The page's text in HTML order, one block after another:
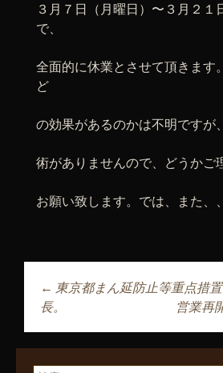
３月７日（月曜日）〜３月２１
で、
全面的に休業とさせて頂きます
ど
の効果があるのかは不明ですが
術がありませんので、どうかご
お願い致します。では、また、、
投稿ナビ
ン
← 東京都まん延防止等重点措
長。
営業再